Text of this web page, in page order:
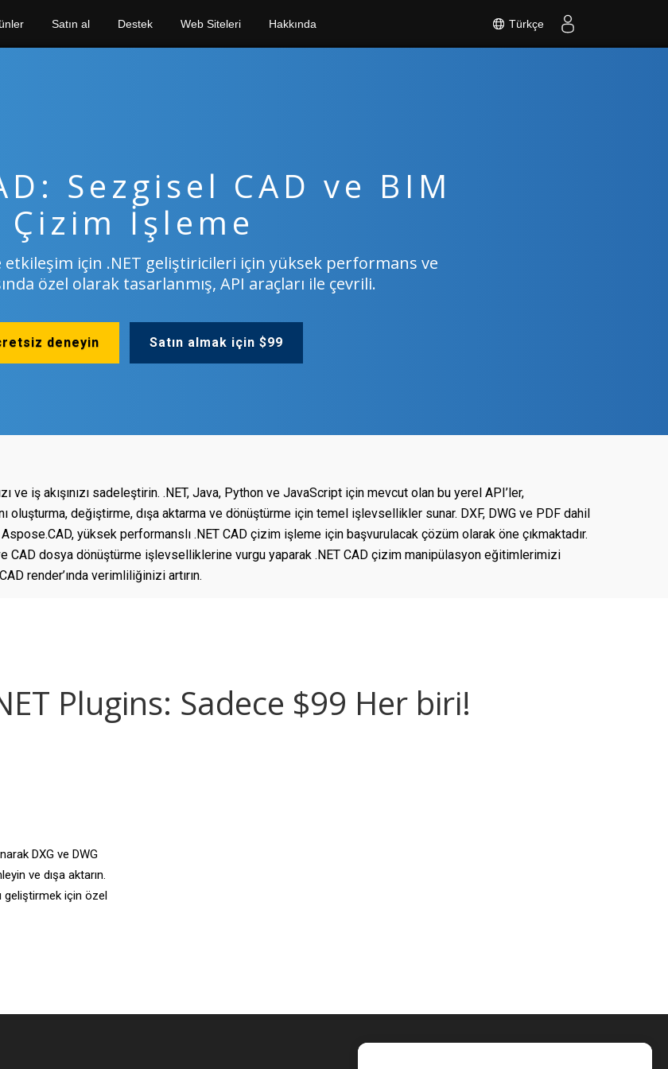
Türkçe
Satın al Destek Web Siteleri Hakkında
Sezgisel CAD ve BIM
Çizim İşleme
etkileşim için .NET geliştiricileri için yüksek performans ve
özel olarak tasarlanmış, API araçları ile çevrili.
deneyin Satın almak için $99
iş akışınızı sadeleştirin. .NET, Java, Python ve JavaScript için mevcut olan bu yerel API’ler,
değiştirme, dışa aktarma ve dönüştürme için temel işlevsellikler sunar. DXF, DWG ve PDF dahil
yüksek performanslı .NET CAD çizim işleme için başvurulacak çözüm olarak öne çıkmaktadır.
CAD dosya dönüştürme işlevselliklerine vurgu yaparak .NET CAD çizim manipülasyon eğitimlerimizi
render’ında verimliliğinizi artırın.
Plugins: Sadece $99 Her biri!
DXG ve DWG
ve dışa aktarın.
geliştirmek için özel